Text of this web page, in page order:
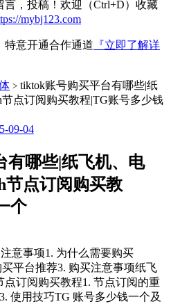
言，投稿！欢迎（Ctrl+D）收藏
mybj123.com
特意开通合作通道 『立即了解详
> tiktok账号购买平台有哪些|纸
点订阅购买教程|TG账号多少钱
09-04
哪些|纸飞机、电
节点订阅购买教
个
意事项1. 为什么需要购买
平台推荐3. 购买注意事项纸飞
点订阅购买教程1. 节点订阅的重
使用技巧TG 账号多少钱一个及